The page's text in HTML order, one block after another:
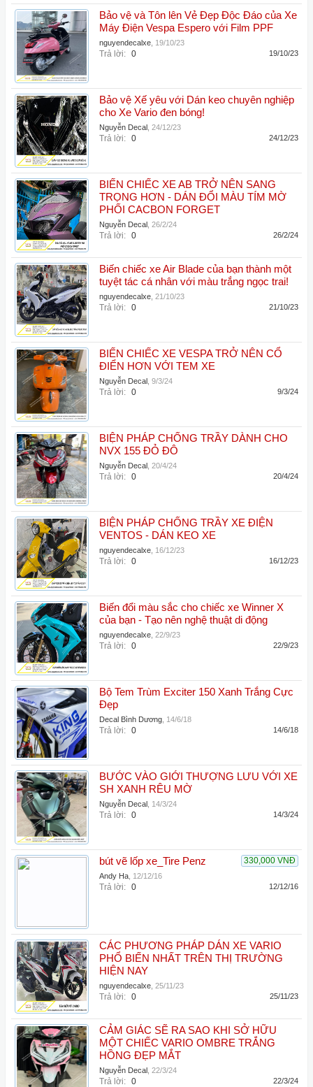
Bảo vệ và Tôn lên Vẻ Đẹp Độc Đáo của Xe
Máy Điện Vespa Espero với Film PPF
nguyendecalxe 19/10/23
Trả lời: 0 19/10/23
Bảo vệ Xế yêu với Dán keo chuyên nghiệp
cho Xe Vario đen bóng!
Nguyễn Decal 24/12/23
Trả lời: 0 24/12/23
BIẾN CHIẾC XE AB TRỞ NÊN SANG
TRỌNG HƠN - DÁN ĐỔI MÀU TÍM MỜ
PHỐI CACBON FORGET
Nguyễn Decal 26/2/24
Trả lời: 0 26/2/24
Biến chiếc xe Air Blade của bạn thành một
tuyệt tác cá nhân với màu trắng ngọc trai!
nguyendecalxe 21/10/23
Trả lời: 0 21/10/23
BIẾN CHIẾC XE VESPA TRỞ NÊN CỔ
ĐIỂN HƠN VỚI TEM XE
Nguyễn Decal 9/3/24
Trả lời: 0 9/3/24
BIỆN PHÁP CHỐNG TRẦY DÀNH CHO
NVX 155 ĐỎ ĐÔ
Nguyễn Decal 20/4/24
Trả lời: 0 20/4/24
BIỆN PHÁP CHỐNG TRẦY XE ĐIỆN
VENTOS - DÁN KEO XE
nguyendecalxe 16/12/23
Trả lời: 0 16/12/23
Biến đổi màu sắc cho chiếc xe Winner X
của bạn - Tạo nên nghệ thuật di động
nguyendecalxe 22/9/23
Trả lời: 0 22/9/23
Bộ Tem Trùm Exciter 150 Xanh Trắng Cực
Đẹp
Decal Bình Dương 14/6/18
Trả lời: 0 14/6/18
BƯỚC VÀO GIỚI THƯỢNG LƯU VỚI XE
SH XANH RÊU MỜ
Nguyễn Decal 14/3/24
Trả lời: 0 14/3/24
330,000 VNĐ
bút vẽ lốp xe_Tire Penz
Andy Ha 12/12/16
Trả lời: 0 12/12/16
CÁC PHƯƠNG PHÁP DÁN XE VARIO
PHỔ BIẾN NHẤT TRÊN THỊ TRƯỜNG
HIỆN NAY
nguyendecalxe 25/11/23
Trả lời: 0 25/11/23
CẢM GIÁC SẼ RA SAO KHI SỞ HỮU
MỘT CHIẾC VARIO OMBRE TRẮNG
HỒNG ĐẸP MẮT
Nguyễn Decal 22/3/24
Trả lời: 0 22/3/24